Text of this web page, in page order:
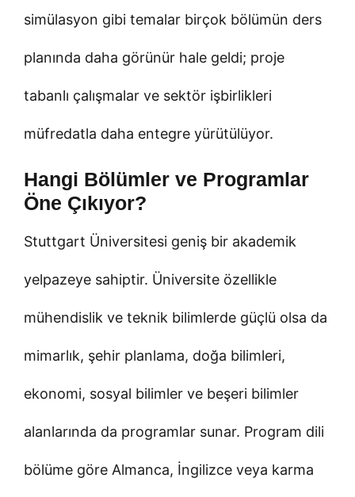
simülasyon gibi temalar birçok bölümün ders
planında daha görünür hale geldi; proje
tabanlı çalışmalar ve sektör işbirlikleri
müfredatla daha entegre yürütülüyor.
Hangi Bölümler ve Programlar
Öne Çıkıyor?
Stuttgart Üniversitesi geniş bir akademik
yelpazeye sahiptir. Üniversite özellikle
mühendislik ve teknik bilimlerde güçlü olsa da
mimarlık, şehir planlama, doğa bilimleri,
ekonomi, sosyal bilimler ve beşeri bilimler
alanlarında da programlar sunar. Program dili
bölüme göre Almanca, İngilizce veya karma